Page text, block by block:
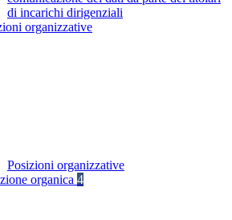
di incarichi dirigenziali
organizzative
Posizioni organizzative
organica 4